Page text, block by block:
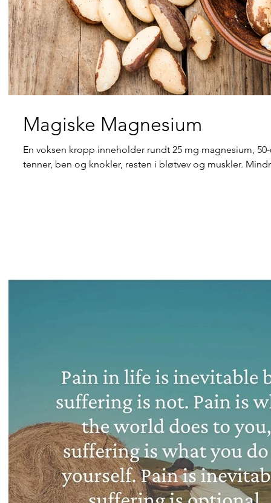
Magiske Magnesium
En voksen kropp inneholder rundt 25 mg magnesium,
tenner, ben og knokler, resten i bløtvev og muskler.